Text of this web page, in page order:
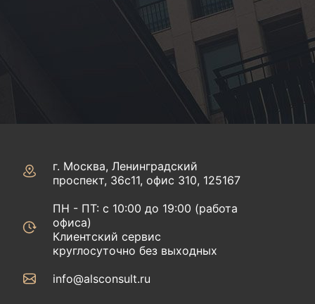
г. Москва, Ленинградский
проспект, 36с11, офис 310, 125167
ПН - ПТ: с 10:00 до 19:00 (работа
офиса)
Клиентский сервис
круглосуточно без выходных
info@alsconsult.ru